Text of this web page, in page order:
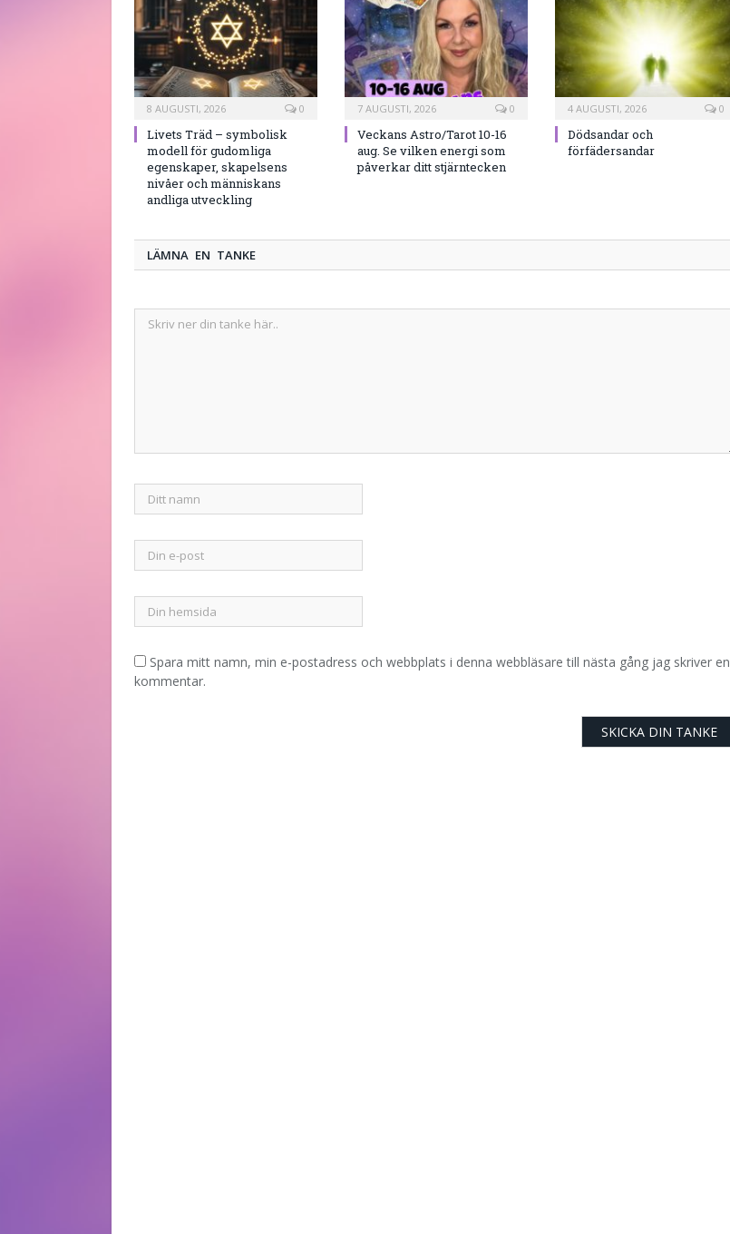
8 AUGUSTI, 2026 0
Livets Träd – symbolisk
modell för gudomliga
egenskaper, skapelsens
nivåer och människans
andliga utveckling
7 AUGUSTI, 2026 0
Veckans Astro/Tarot 10-16
aug. Se vilken energi som
påverkar ditt stjärntecken
4 AUGUSTI, 2026 0
Dödsandar och
förfädersandar
LÄMNA EN TANKE
Spara mitt namn, min e-postadress och webbplats i denna webbläsare till nästa gång jag skriver en
kommentar.